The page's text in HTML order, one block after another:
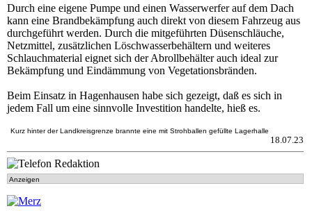
Durch eine eigene Pumpe und einen Wasserwerfer auf dem Dach
kann eine Brandbekämpfung auch direkt von diesem Fahrzeug aus
durchgeführt werden. Durch die mitgeführten Düsenschläuche,
Netzmittel, zusätzlichen Löschwasserbehältern und weiteres
Schlauchmaterial eignet sich der Abrollbehälter auch ideal zur
Bekämpfung und Eindämmung von Vegetationsbränden.
Beim Einsatz in Hagenhausen habe sich gezeigt, daß es sich in
jedem Fall um eine sinnvolle Investition handelte, hieß es.
Kurz hinter der Landkreisgrenze brannte eine mit Strohballen gefüllte Lagerhalle
18.07.23
Anzeigen